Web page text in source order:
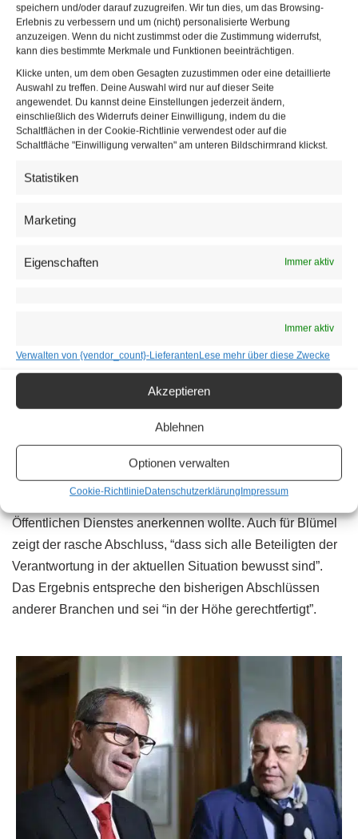
speichern und/oder darauf zuzugreifen. Wir tun dies, um das Browsing-
Erlebnis zu verbessern und um (nicht) personalisierte Werbung
anzuzeigen. Wenn du nicht zustimmst oder die Zustimmung widerrufst,
kann dies bestimmte Merkmale und Funktionen beeinträchtigen.
Klicke unten, um dem oben Gesagten zuzustimmen oder eine detaillierte
Auswahl zu treffen. Deine Auswahl wird nur auf dieser Seite
angewendet. Du kannst deine Einstellungen jederzeit ändern,
einschließlich des Widerrufs deiner Einwilligung, indem du die
Schaltflächen in der Cookie-Richtlinie verwendest oder auf die
Schaltfläche "Einwilligung verwalten" am unteren Bildschirmrand klickst.
Statistiken
Marketing
Eigenschaften Immer aktiv
Immer aktiv
Verwalten von {vendor_count}-LieferantenLese mehr über diese Zwecke
Akzeptieren
Ablehnen
Optionen verwalten
Cookie-RichtlinieDatenschutzerklärungImpressum
Prozent.
Mit den heurigen 1,45 Prozent liegen die Beamten auf
abgeschlossen haben. Ebenso wie die Beamten
jeweils die für sie maßgebliche Inflation von 1,45 bzw. 1,5
Gehaltserhöhung vollauf gerechtfertigt
Die Verhandler zeigten sich nach dem Abschluss mit dem
Ergebnis naturgemäßzufrieden. Kogler betonte, dass man
Öffentlichen Dienstes anerkennen wollte. Auch für Blümel
zeigt der rasche Abschluss, “dass sich alle Beteiligten der
Verantwortung in der aktuellen Situation bewusst sind”.
Das Ergebnis entspreche den bisherigen Abschlüssen
anderer Branchen und sei “in der Höhe gerechtfertigt”.